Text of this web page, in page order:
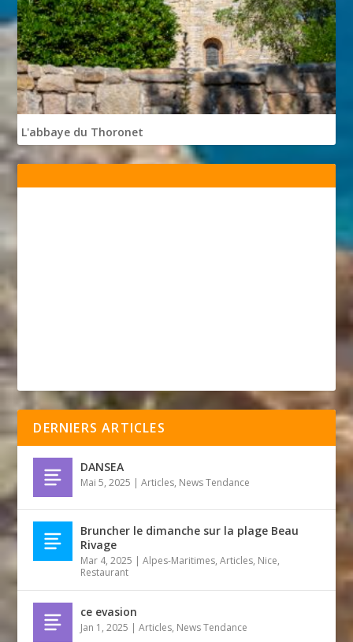
L'abbaye du Thoronet
DERNIERS ARTICLES
DANSEA
Mai 5, 2025 |Articles, News Tendance
Bruncher le dimanche sur la plage Beau
Rivage
Mar 4, 2025 |Alpes-Maritimes,Articles, Nice,
Restaurant
ce evasion
Jan 1, 2025 |Articles, News Tendance